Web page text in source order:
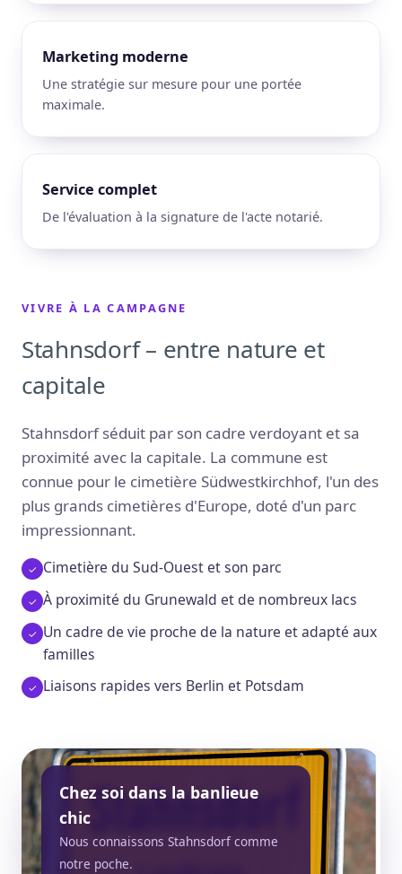
Marketing moderne
Une stratégie sur mesure pour une portée
maximale.
Service complet
De l'évaluation à la signature de l'acte notarié.
VIVRE À LA CAMPAGNE
Stahnsdorf – entre nature et
capitale
Stahnsdorf séduit par son cadre verdoyant et sa
proximité avec la capitale. La commune est
connue pour le cimetière Südwestkirchhof, l'un des
plus grands cimetières d'Europe, doté d'un parc
impressionnant.
Cimetière du Sud-Ouest et son parc
À proximité du Grunewald et de nombreux lacs
Un cadre de vie proche de la nature et adapté aux
familles
Liaisons rapides vers Berlin et Potsdam
Chez soi dans la banlieue
chic
Nous connaissons Stahnsdorf comme
notre poche.